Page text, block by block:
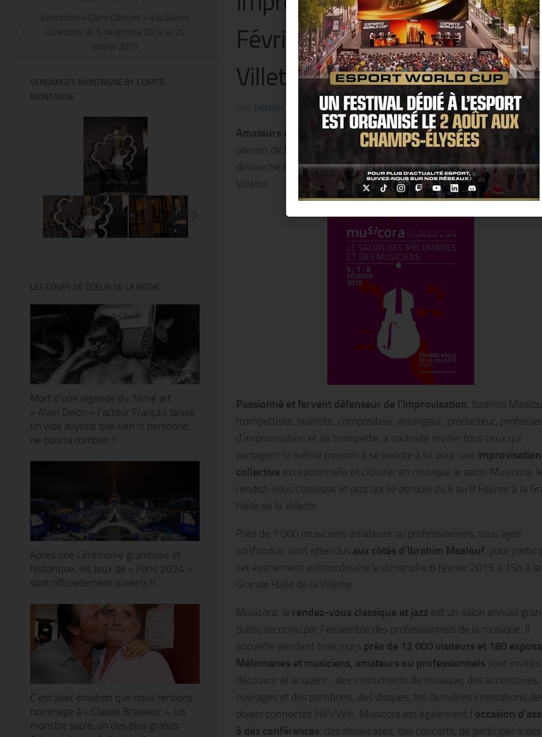
Février 2015 à la Grande
Villette.
THIERRY KER 14 NOVEMBRE 2014
Amateurs et professionnels à vos instruments!Ibrahim Maalouf,
parrain de Musicora 2015, vous invite à une« Improvisation
dimanche 8 Février à 15h sous le péristyle de la Grande Halle de la
Villette.
Passionné et fervent défenseur de l’improvisation, Ibrahim
trompettiste, pianiste, compositeur, arrangeur, producteur,
d’improvisation et de trompette, a souhaité inviter tous ceux qui
partagent la même passion à se joindre à lui pour une improvisation
collective exceptionnelle et clôturer en musique le salon Musicora,
rendez-vous classique et jazz qui se déroule du 6 au 8 Février à la
Halle de la Villette.
Près de 1 000 musiciens amateurs ou professionnels, tous âges
confondus, sont attendus aux côtés d’Ibrahim Maalouf, pour
cet événement extraordinaire le dimanche 8 février 2015 à 15h à la
Grande Halle de la Villette.
Musicora, le rendez-vous classique et jazz est un salon annuel
public reconnu par l’ensemble des professionnels de la musique. Il
accueille pendant trois jours près de 12 000 visiteurs et 180
Mélomanes et musiciens, amateurs ou professionnels sont invités
découvrir et acquérir : des instruments de musique, des accessoires,
ouvrages et des partitions, des disques, les dernières innovations
objets connectés HiFi/Wifi. Musicora est également l’occasion
à des conférences, des showcases, des concerts, de participer à des
Exposition « Clairs Obscurs » à la Galerie
Collection, du 5 décembre 2014 au 24
janvier 2015
VENDANGES MONTAIGNE BY COMITÉ
MONTAIGNE
@Thierry Ker
LES COUPS DE COEUR DE LA RÉDAC’
Mort d’une légende du 7ème art :
« Alain Delon » l’acteur Français laisse
un vide abyssal que rien ni personne,
ne pourra combler !!
Après une Cérémonie grandiose et
historique, les jeux de « Paris 2024 »
sont officiellement ouverts !!
C’est avec émotion que nous rendons
hommage à « Claude Brasseur », un
monstre sacré, un des plus grands